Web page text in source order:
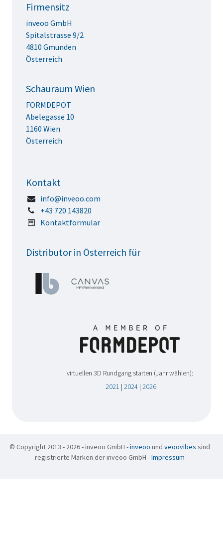
Firmensitz
inveoo GmbH
Spitalstrasse 9/2
4810 Gmunden
Österreich
Distributor in Österreich für
virtuellen 3D Rundgang starten (Jahr wählen):
2021 | 2024| 2026
Schauraum Wien
FORMDEPOT
Abelegasse 10
1160 Wien
Österreich
Kontakt
info@inveoo.com
+43 720 143820
Kontaktformular
© Copyright 2013 - 2026 - inveoo GmbH -inveoo und veoovibes sind
registrierte Marken der inveoo GmbH -Impressum